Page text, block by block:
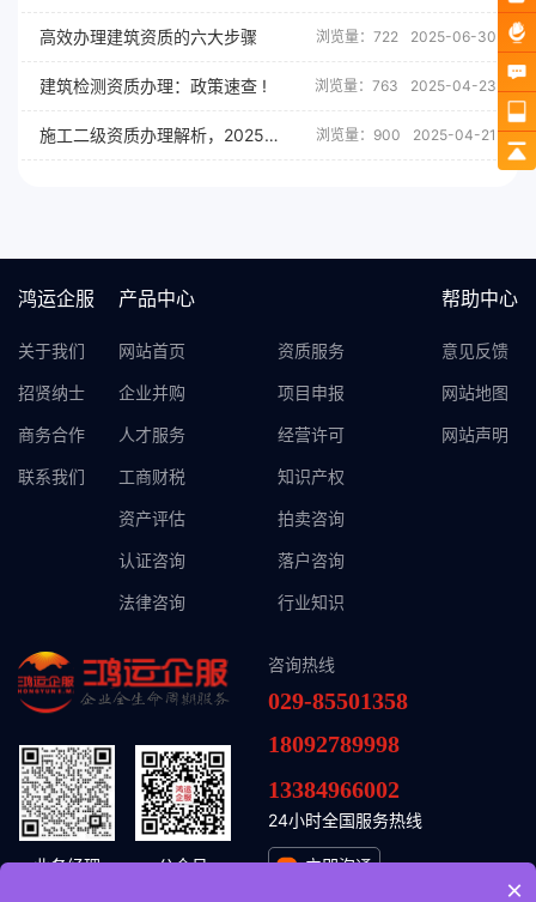
高效办理建筑资质的六大步骤 浏览量：722 2025-06-30
建筑检测资质办理：政策速查 ! 浏览量：763 2025-04-23
施工二级资质办理解析，2025政策新变化！ 浏览量：900 2025-04-21
鸿运企服
关于我们
招贤纳士
商务合作
联系我们
产品中心
网站首页 资质服务
企业并购 项目申报
人才服务 经营许可
工商财税 知识产权
资产评估 拍卖咨询
认证咨询 落户咨询
法律咨询 行业知识
帮助中心
意见反馈
网站地图
网站声明
业务经理 公众号
咨询热线
029-85501358
18092789998
13384966002
24小时全国服务热线
立即沟通
×